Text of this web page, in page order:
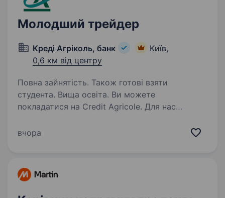
Молодший трейдер
Креді Агріколь, банк
Київ,
0,6 км від центру
Повна зайнятість. Також готові взяти
студента. Вища освіта. Ви можете
покладатися на Credit Agricole. Для нас
втілюємо у роботі — щоб кожен працівник
ми запрошуємо…
вчора